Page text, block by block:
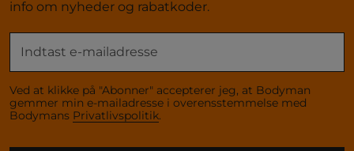
info om nyheder og rabatkoder.
Ved at klikke på "Abonner" accepterer jeg, at Bodyman
gemmer min e-mailadresse i overensstemmelse med
Bodymans Privatlivspolitik.